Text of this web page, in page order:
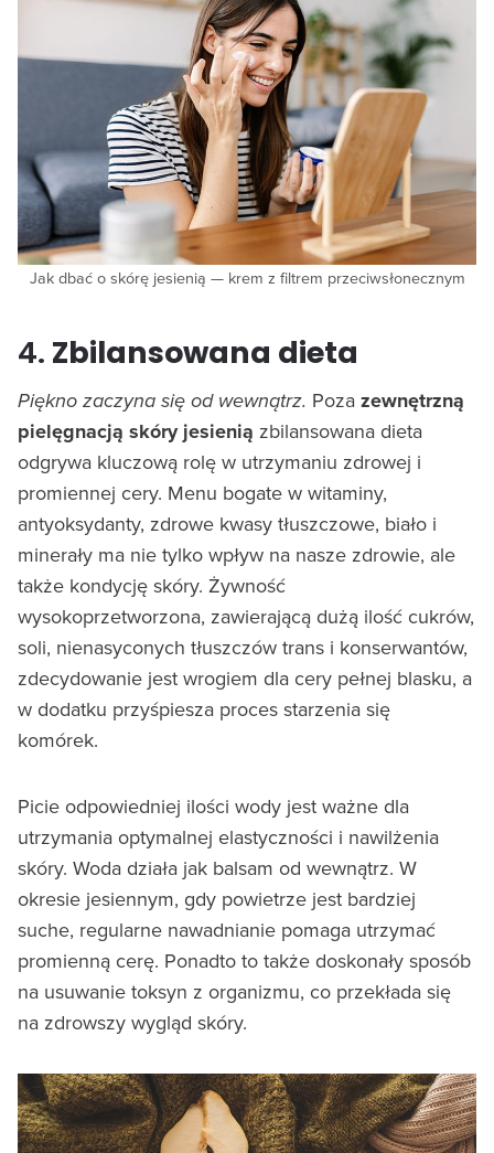
Jak dbać o skórę jesienią — krem z filtrem przeciwsłonecznym
4. Zbilansowana dieta
Piękno zaczyna się od wewnątrz. Poza zewnętrzną
pielęgnacją skóry jesienią zbilansowana dieta
odgrywa kluczową rolę w utrzymaniu zdrowej i
promiennej cery. Menu bogate w witaminy,
antyoksydanty, zdrowe kwasy tłuszczowe, biało i
minerały ma nie tylko wpływ na nasze zdrowie, ale
także kondycję skóry. Żywność
wysokoprzetworzona, zawierającą dużą ilość cukrów,
soli, nienasyconych tłuszczów trans i konserwantów,
zdecydowanie jest wrogiem dla cery pełnej blasku, a
w dodatku przyśpiesza proces starzenia się
komórek.
Picie odpowiedniej ilości wody jest ważne dla
utrzymania optymalnej elastyczności i nawilżenia
skóry. Woda działa jak balsam od wewnątrz. W
okresie jesiennym, gdy powietrze jest bardziej
suche, regularne nawadnianie pomaga utrzymać
promienną cerę. Ponadto to także doskonały sposób
na usuwanie toksyn z organizmu, co przekłada się
na zdrowszy wygląd skóry.